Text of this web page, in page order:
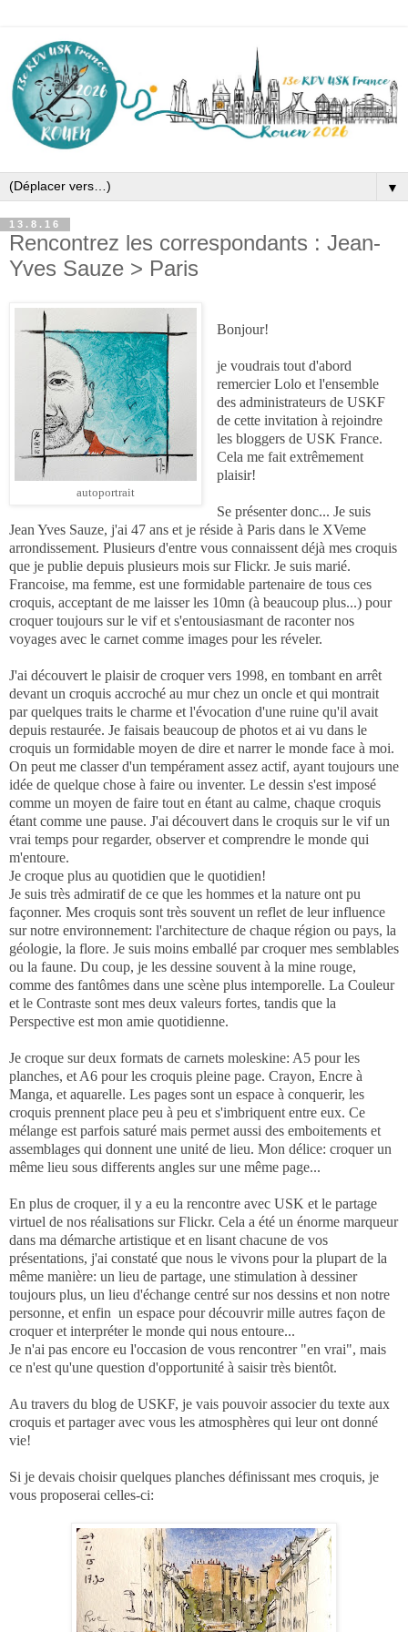
▼
13.8.16
Rencontrez les correspondants : Jean-
Yves Sauze > Paris
autoportrait
Bonjour!
je voudrais tout d'abord
remercier Lolo et l'ensemble
des administrateurs de USKF
de cette invitation à rejoindre
les bloggers de USK France.
Cela me fait extrêmement
plaisir!
Se présenter donc... Je suis
Jean Yves Sauze, j'ai 47 ans et je réside à Paris dans le XVeme
arrondissement. Plusieurs d'entre vous connaissent déjà mes croquis
que je publie depuis plusieurs mois sur Flickr. Je suis marié.
Francoise, ma femme, est une formidable partenaire de tous ces
croquis, acceptant de me laisser les 10mn (à beaucoup plus...) pour
croquer toujours sur le vif et s'entousiasmant de raconter nos
voyages avec le carnet comme images pour les réveler.
J'ai découvert le plaisir de croquer vers 1998, en tombant en arrêt
devant un croquis accroché au mur chez un oncle et qui montrait
par quelques traits le charme et l'évocation d'une ruine qu'il avait
depuis restaurée. Je faisais beaucoup de photos et ai vu dans le
croquis un formidable moyen de dire et narrer le monde face à moi.
On peut me classer d'un tempérament assez actif, ayant toujours une
idée de quelque chose à faire ou inventer. Le dessin s'est imposé
comme un moyen de faire tout en étant au calme, chaque croquis
étant comme une pause. J'ai découvert dans le croquis sur le vif un
vrai temps pour regarder, observer et comprendre le monde qui
m'entoure.
Je croque plus au quotidien que le quotidien!
Je suis très admiratif de ce que les hommes et la nature ont pu
façonner. Mes croquis sont très souvent un reflet de leur influence
sur notre environnement: l'architecture de chaque région ou pays, la
géologie, la flore. Je suis moins emballé par croquer mes semblables
ou la faune. Du coup, je les dessine souvent à la mine rouge,
comme des fantômes dans une scène plus intemporelle. La Couleur
et le Contraste sont mes deux valeurs fortes, tandis que la
Perspective est mon amie quotidienne.
Je croque sur deux formats de carnets moleskine: A5 pour les
planches, et A6 pour les croquis pleine page. Crayon, Encre à
Manga, et aquarelle. Les pages sont un espace à conquerir, les
croquis prennent place peu à peu et s'imbriquent entre eux. Ce
mélange est parfois saturé mais permet aussi des emboitements et
assemblages qui donnent une unité de lieu. Mon délice: croquer un
même lieu sous differents angles sur une même page...
En plus de croquer, il y a eu la rencontre avec USK et le partage
virtuel de nos réalisations sur Flickr. Cela a été un énorme marqueur
dans ma démarche artistique et en lisant chacune de vos
présentations, j'ai constaté que nous le vivons pour la plupart de la
même manière: un lieu de partage, une stimulation à dessiner
toujours plus, un lieu d'échange centré sur nos dessins et non notre
personne, et enfin un espace pour découvrir mille autres façon de
croquer et interpréter le monde qui nous entoure...
Je n'ai pas encore eu l'occasion de vous rencontrer "en vrai", mais
ce n'est qu'une question d'opportunité à saisir très bientôt.
Au travers du blog de USKF, je vais pouvoir associer du texte aux
croquis et partager avec vous les atmosphères qui leur ont donné
vie!
Si je devais choisir quelques planches définissant mes croquis, je
vous proposerai celles-ci: